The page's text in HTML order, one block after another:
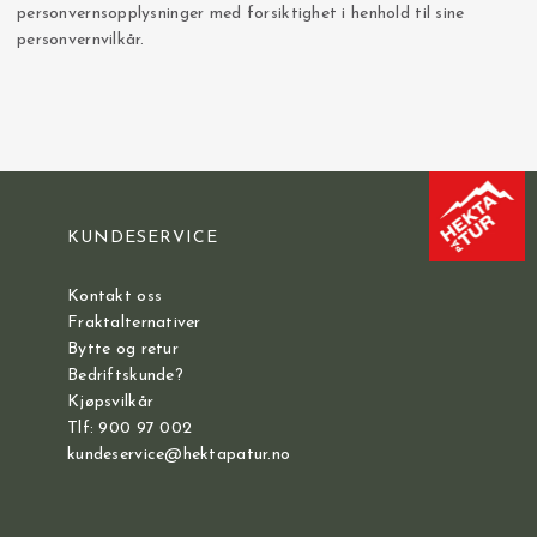
personvernsopplysninger med forsiktighet i henhold til sine
personvernvilkår.
KUNDESERVICE
Kontakt oss
Fraktalternativer
Bytte og retur
Bedriftskunde?
Kjøpsvilkår
Tlf: 900 97 002
kundeservice@hektapatur.no